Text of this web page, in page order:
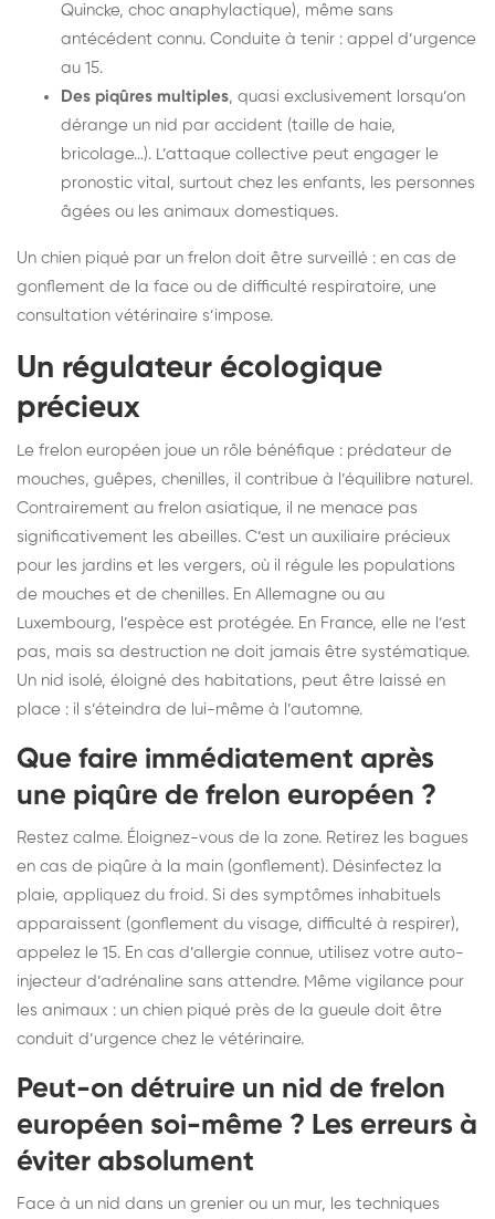
Quincke, choc anaphylactique), même sans
antécédent connu. Conduite à tenir : appel d’urgence
au 15.
Des piqûres multiples, quasi exclusivement lorsqu’on
dérange un nid par accident (taille de haie,
bricolage…). L’attaque collective peut engager le
pronostic vital, surtout chez les enfants, les personnes
âgées ou les animaux domestiques.
Un chien piqué par un frelon doit être surveillé : en cas de
gonflement de la face ou de difficulté respiratoire, une
consultation vétérinaire s’impose.
Un régulateur écologique
précieux
Le frelon européen joue un rôle bénéfique : prédateur de
mouches, guêpes, chenilles, il contribue à l’équilibre naturel.
Contrairement au frelon asiatique, il ne menace pas
significativement les abeilles. C’est un auxiliaire précieux
pour les jardins et les vergers, où il régule les populations
de mouches et de chenilles. En Allemagne ou au
Luxembourg, l’espèce est protégée. En France, elle ne l’est
pas, mais sa destruction ne doit jamais être systématique.
Un nid isolé, éloigné des habitations, peut être laissé en
place : il s’éteindra de lui-même à l’automne.
Que faire immédiatement après
une piqûre de frelon européen ?
Restez calme. Éloignez-vous de la zone. Retirez les bagues
en cas de piqûre à la main (gonflement). Désinfectez la
plaie, appliquez du froid. Si des symptômes inhabituels
apparaissent (gonflement du visage, difficulté à respirer),
appelez le 15. En cas d’allergie connue, utilisez votre auto-
injecteur d’adrénaline sans attendre. Même vigilance pour
les animaux : un chien piqué près de la gueule doit être
conduit d’urgence chez le vétérinaire.
Peut-on détruire un nid de frelon
européen soi-même ? Les erreurs à
éviter absolument
Face à un nid dans un grenier ou un mur, les techniques